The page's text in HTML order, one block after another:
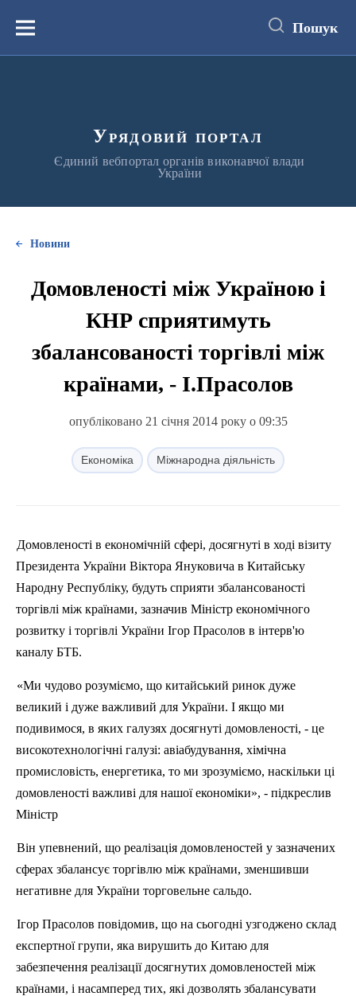
вмістуМеню Пошук
Урядовий портал
Єдиний вебпортал органів виконавчої влади
України
Новини
Домовленості між Україною і
КНР сприятимуть
збалансованості торгівлі між
країнами, - І.Прасолов
опубліковано 21 січня 2014 року о 09:35
Економіка Міжнародна діяльність
Домовленості в економічній сфері, досягнуті в ході візиту
Президента України Віктора Януковича в Китайську
Народну Республіку, будуть сприяти збалансованості
торгівлі між країнами, зазначив Міністр економічного
розвитку і торгівлі України Ігор Прасолов в інтерв'ю
каналу БТБ.
«Ми чудово розуміємо, що китайський ринок дуже
великий і дуже важливий для України. І якщо ми
подивимося, в яких галузях досягнуті домовленості, - це
високотехнологічні галузі: авіабудування, хімічна
промисловість, енергетика, то ми зрозуміємо, наскільки ці
домовленості важливі для нашої економіки», - підкреслив
Міністр
Він упевнений, що реалізація домовленостей у зазначених
сферах збалансує торгівлю між країнами, зменшивши
негативне для України торговельне сальдо.
Ігор Прасолов повідомив, що на сьогодні узгоджено склад
експертної групи, яка вирушить до Китаю для
забезпечення реалізації досягнутих домовленостей між
країнами, і насамперед тих, які дозволять збалансувати